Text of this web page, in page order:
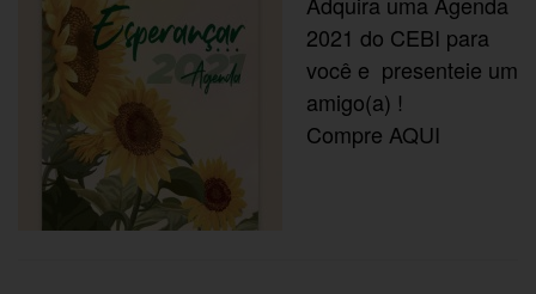
2021 do CEBI para
você e presenteie um
amigo(a) !
Compre AQUI